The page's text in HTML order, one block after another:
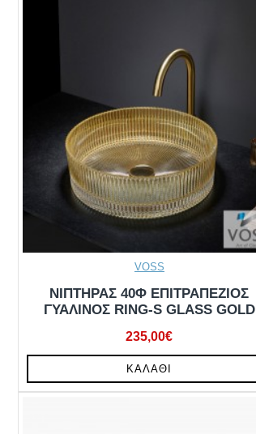
VOSS
ΝΙΠΤΗΡΑΣ 40Φ ΕΠΙΤΡΑΠΕΖΙΟΣ
ΓΥΑΛΙΝΟΣ RING-S GLASS GOLD
235,00€
ΚΑΛΆΘΙ